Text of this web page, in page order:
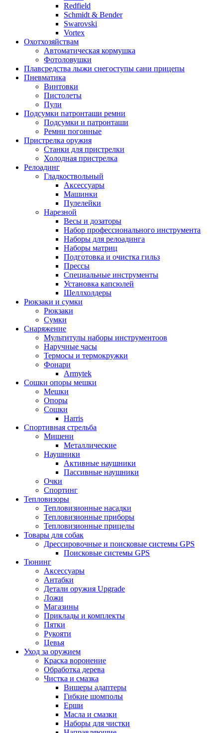
Redfield
Schmidt & Bender
Swarovski
Vortex
Охотхозяйствам
Автоматическая кормушка
Фотоловушки
Плавсредства лыжи снегоступы сани прицепы
Пневматика
Винтовки
Пистолеты
Пули
Подсумки патронташи ремни
Подсумки и патронташи
Ремни погонные
Пристрелка оружия
Станки для пристрелки
Холодная пристрелка
Релоадинг
Гладкоствольный
Аксессуары
Машинки
Пулелейки
Нарезной
Весы и дозаторы
Набор профессионального инструмента
Наборы для релоадинга
Наборы матриц
Подготовка и очистка гильз
Прессы
Специальные инструменты
Установка капсюлей
Шеллхолдеры
Рюкзаки и сумки
Рюкзаки
Сумки
Снаряжение
Мультитулы наборы инструментоов
Наручные часы
Термосы и термокружки
Фонари
Armytek
Сошки опоры мешки
Мешки
Опоры
Сошки
Harris
Спортивная стрельба
Мишени
Металлические
Наушники
Активные наушники
Пассивные наушники
Очки
Спортинг
Тепловизоры
Тепловизионные насадки
Тепловизионные приборы
Тепловизионные прицелы
Товары для собак
Дрессировочные и поисковые системы GPS
Поисковые системы GPS
Тюнинг
Аксессуары
Антабки
Детали оружия Upgrade
Ложи
Магазины
Приклады и комплекты
Пятки
Рукояти
Цевья
Уход за оружием
Краска воронение
Обработка дерева
Чистка и смазка
Вишеры адаптеры
Гибкие шомполы
Ерши
Масла и смазки
Наборы для чистки